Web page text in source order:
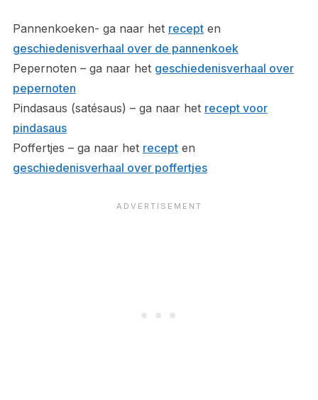
Pannenkoeken- ga naar het recepten
geschiedenisverhaal over de pannenkoek
Pepernoten – ga naar het geschiedenisverhaal over
pepernoten
Pindasaus (satésaus) – ga naar het recept voor
pindasaus
Poffertjes – ga naar het recepten
geschiedenisverhaal over poffertjes